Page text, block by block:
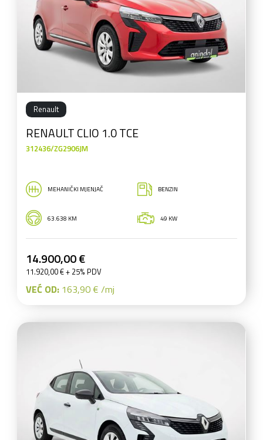
Renault
RENAULT CLIO 1.0 TCE
312436/ZG2906JM
MEHANIČKI MJENJAČ BENZIN
63.638 KM 49 KW
14.900,00 €
11.920,00 € + 25% PDV
VEĆ OD: 163,90 € /mj